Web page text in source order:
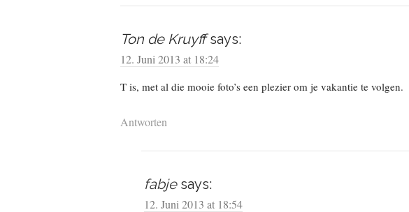
Ton de Kruyff says:
12. Juni 2013 at 18:24
T is, met al die mooie foto’s een plezier om je vakantie te volgen.
Antworten
fabje says:
12. Juni 2013 at 18:54